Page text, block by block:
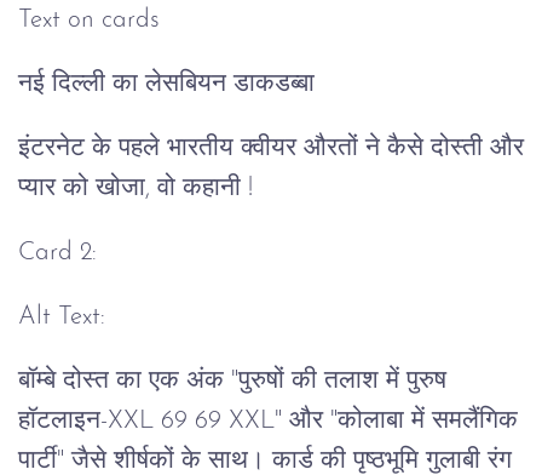
Text on cards
नई दिल्ली का लेसबियन डाकडब्बा
इंटरनेट के पहले भारतीय क्वीयर औरतों ने कैसे दोस्ती और
प्यार को खोजा, वो कहानी !
Card 2:
Alt Text:
बॉम्बे दोस्त का एक अंक "पुरुषों की तलाश में पुरुष
हॉटलाइन-XXL 69 69 XXL" और "कोलाबा में समलैंगिक
पार्टी" जैसे शीर्षकों के साथ। कार्ड की पृष्ठभूमि गुलाबी रंग